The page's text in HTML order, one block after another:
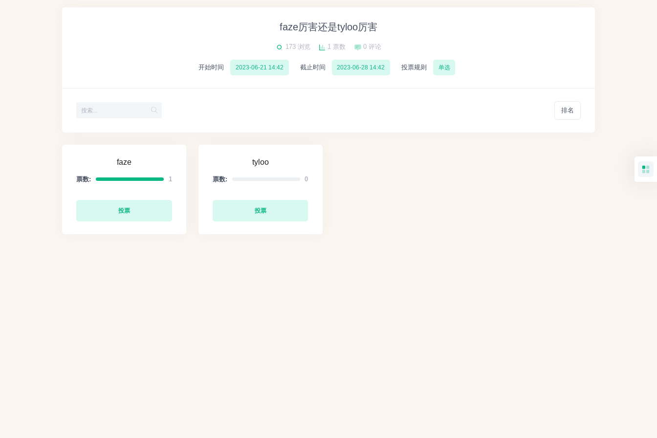
faze厉害还是tyloo厉害
173 浏览 1 票数 0 评论
开始时间 2023-06-21 14:42 截止时间 2023-06-28 14:42 投票规则 单选
排名
faze
票数: 1
投票
tyloo
票数: 0
投票